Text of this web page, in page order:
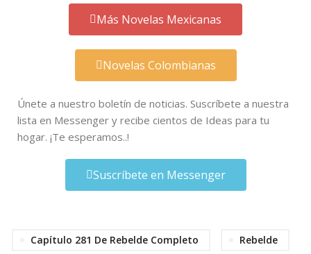
Más Novelas Mexicanas
Novelas Colombianas
Únete a nuestro boletín de noticias. Suscríbete a nuestra
lista en Messenger y recibe cientos de Ideas para tu
hogar. ¡Te esperamos..!
Suscríbete en Messenger
Capítulo 281 De Rebelde Completo Rebelde